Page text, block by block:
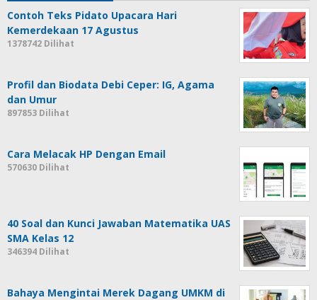
Contoh Teks Pidato Upacara Hari
Kemerdekaan 17 Agustus
1378742 Dilihat
Profil dan Biodata Debi Ceper: IG, Agama
dan Umur
897853 Dilihat
Cara Melacak HP Dengan Email
570630 Dilihat
40 Soal dan Kunci Jawaban Matematika UAS
SMA Kelas 12
346394 Dilihat
Bahaya Mengintai Merek Dagang UMKM di